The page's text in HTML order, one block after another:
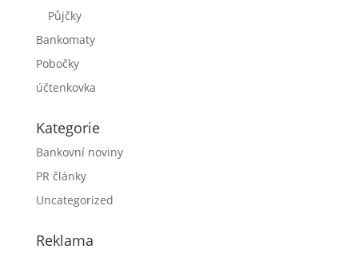
Půjčky
Bankomaty
Pobočky
účtenkovka
Kategorie
Bankovní noviny
PR články
Uncategorized
Reklama